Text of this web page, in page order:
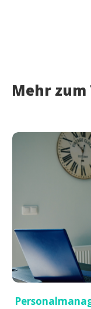
Mehr zum